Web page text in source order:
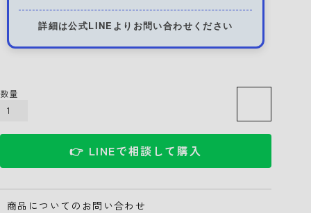
詳細は公式LINEよりお問い合わせください
👉 LINEで相談して購入
商品についてのお問い合わせ